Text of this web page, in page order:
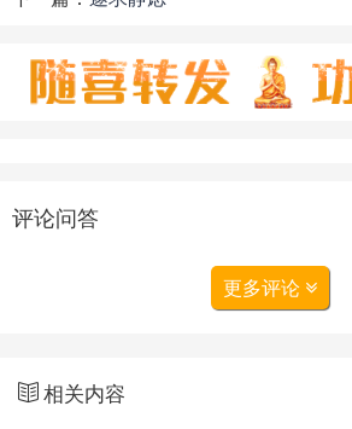
评论问答
更多评论
相关内容